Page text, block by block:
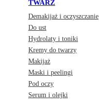
TWARZ
Demakijaż i oczyszczanie
Do ust
Hydrolaty i toniki
Kremy do twarzy
Makijaż
Maski i peelingi
Pod oczy
Serum i olejki